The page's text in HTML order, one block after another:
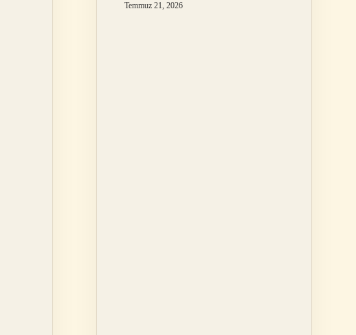
Temmuz 21, 2026